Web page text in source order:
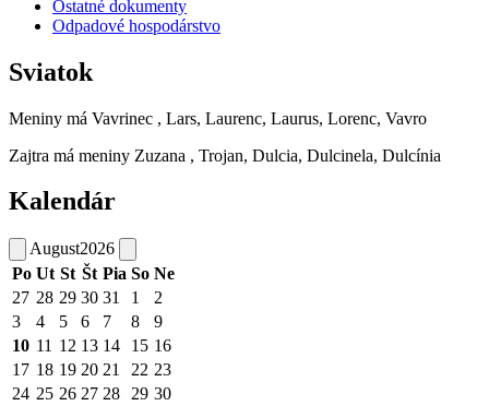
Ostatné dokumenty
Odpadové hospodárstvo
Sviatok
Meniny má Vavrinec , Lars, Laurenc, Laurus, Lorenc, Vavro
Zajtra má meniny Zuzana , Trojan, Dulcia, Dulcinela, Dulcínia
Kalendár
August2026
Po Ut St Št Pia So Ne
27 28 29 30 31 1
2
3
4 5 6 7 8
9
10 11 12 13 14 15 16
17 18 19 20 21 22 23
24 25 26 27 28 29 30